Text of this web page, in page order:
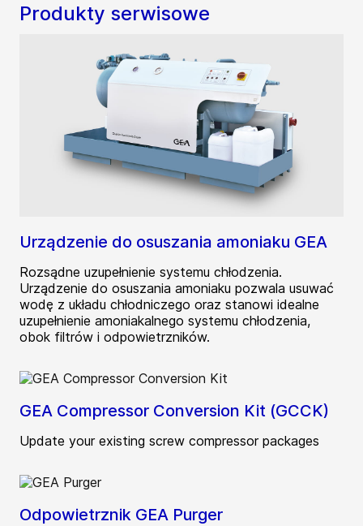
Produkty serwisowe
Urządzenie do osuszania amoniaku GEA
Rozsądne uzupełnienie systemu chłodzenia.
Urządzenie do osuszania amoniaku pozwala usuwać
wodę z układu chłodniczego oraz stanowi idealne
uzupełnienie amoniakalnego systemu chłodzenia,
obok filtrów i odpowietrzników.
GEA Compressor Conversion Kit (GCCK)
Update your existing screw compressor packages
Odpowietrznik GEA Purger